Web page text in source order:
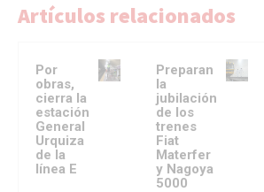
Artículos relacionados
Por
obras,
cierra la
estación
General
Urquiza
de la
línea E
Preparan
la
jubilación
de los
trenes
Fiat
Materfer
y Nagoya
5000